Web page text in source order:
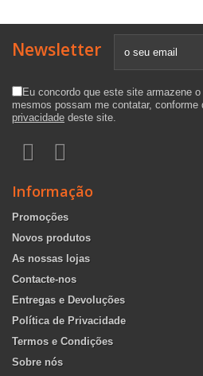
Newsletter
Eu concordo que este site armazene
mesmos possam me contatar, conforme
privacidade deste site.
Informação
Promoções
Novos produtos
As nossas lojas
Contacte-nos
Entregas e Devoluções
Política de Privacidade
Termos e Condições
Sobre nós